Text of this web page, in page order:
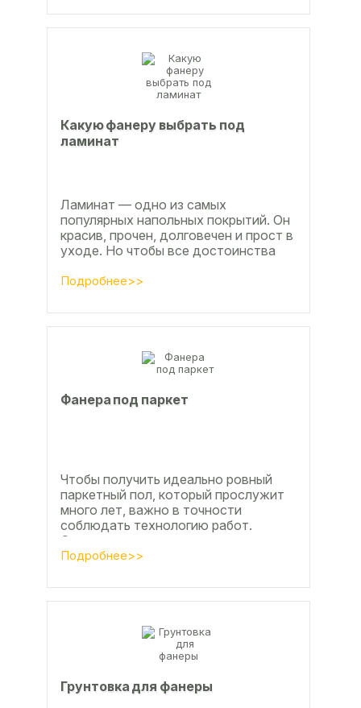
Какую фанеру выбрать под
ламинат
Ламинат — одно из самых
популярных напольных покрытий. Он
красив, прочен, долговечен и прост в
уходе. Но чтобы все достоинства
раскрылись, важно...
Подробнее>>
Фанера под паркет
Чтобы получить идеально ровный
паркетный пол, который прослужит
много лет, важно в точности
соблюдать технологию работ.
Сегодня одним из самых простых и
эффективных методов считается...
Подробнее>>
Грунтовка для фанеры